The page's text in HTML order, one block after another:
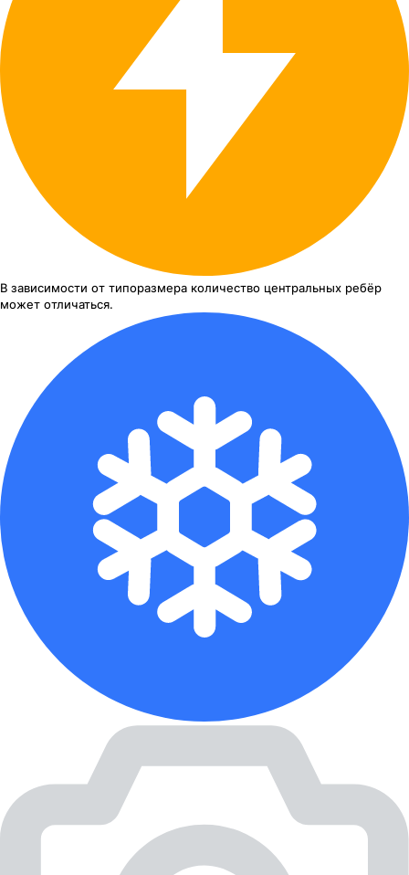
В зависимости от типоразмера количество центральных ребёр
может отличаться.